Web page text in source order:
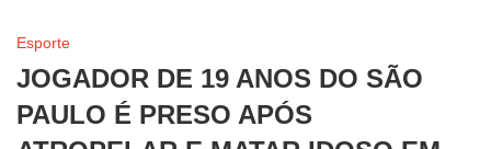
Esporte
JOGADOR DE 19 ANOS DO SÃO
PAULO É PRESO APÓS